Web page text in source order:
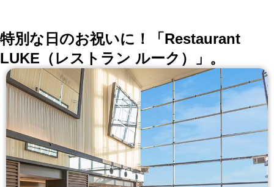
特別な日のお祝いに！「Restaurant
LUKE（レストラン ルーク）」。